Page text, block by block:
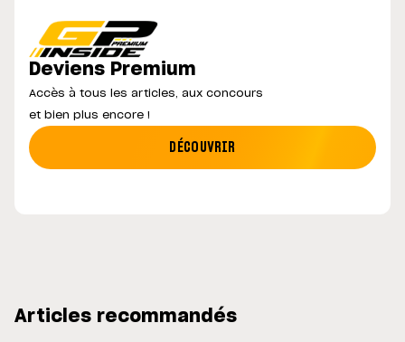
Deviens Premium
Accès à tous les articles, aux concours
et bien plus encore !
DÉCOUVRIR
Articles recommandés